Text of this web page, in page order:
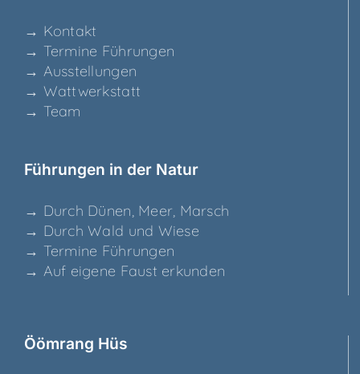
→ Kon­takt
→ Ter­mi­ne Führungen
→ Aus­stel­lun­gen
→ Watt­werk­statt
→ Team
Füh­run­gen in der Natur
→ Durch Dünen, Meer, Marsch
→ Durch Wald und Wiese
→ Ter­mi­ne Führungen
→ Auf eige­ne Faust erkunden
Ööm­rang Hüs